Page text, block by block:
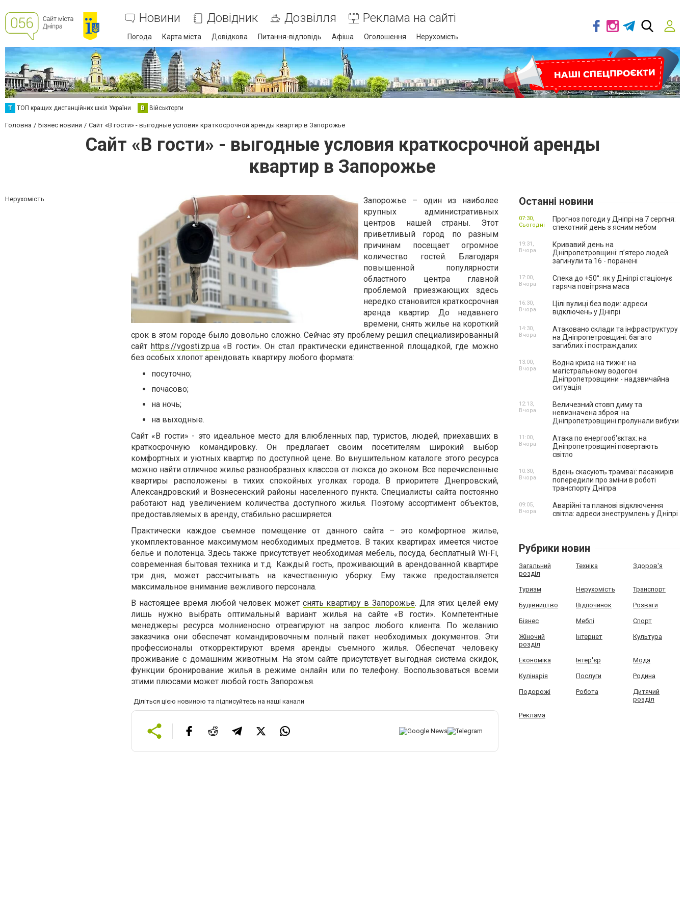
Новини Довідник Дозвілля Реклама на сайті
Погода Карта міста Довідкова Питання-відповідь Афіша Оголошення Нерухомість
Т ТОП кращих дистанційних шкіл України В Військторги
Головна Бізнес новини Сайт «В гости» - выгодные условия краткосрочной аренды квартир в Запорожье
Сайт «В гости» - выгодные условия краткосрочной аренды
квартир в Запорожье
Нерухомість
Запорожье – один из наиболее
крупных административных
центров нашей страны. Этот
приветливый город по разным
причинам посещает огромное
количество гостей. Благодаря
повышенной популярности
областного центра главной
проблемой приезжающих здесь
нередко становится краткосрочная
аренда квартир. До недавнего
времени, снять жилье на короткий
срок в этом городе было довольно сложно. Сейчас эту проблему решил специализированный
сайт https://vgosti.zp.ua«В гости». Он стал практически единственной площадкой, где можно
без особых хлопот арендовать квартиру любого формата:
посуточно;
почасово;
на ночь;
на выходные.
Сайт «В гости» - это идеальное место для влюбленных пар, туристов, людей, приехавших в
краткосрочную командировку. Он предлагает своим посетителям широкий выбор
комфортных и уютных квартир по доступной цене. Во внушительном каталоге этого ресурса
можно найти отличное жилье разнообразных классов от люкса до эконом. Все перечисленные
квартиры расположены в тихих спокойных уголках города. В приоритете Днепровский,
Александровский и Вознесенский районы населенного пункта. Специалисты сайта постоянно
работают над увеличением количества доступного жилья. Поэтому ассортимент объектов,
предоставляемых в аренду, стабильно расширяется.
Практически каждое съемное помещение от данного сайта – это комфортное жилье,
укомплектованное максимумом необходимых предметов. В таких квартирах имеется чистое
белье и полотенца. Здесь также присутствует необходимая мебель, посуда, бесплатный Wi-Fi,
современная бытовая техника и т.д. Каждый гость, проживающий в арендованной квартире
три дня, может рассчитывать на качественную уборку. Ему также предоставляется
максимальное внимание вежливого персонала.
В настоящее время любой человек может снять квартиру в Запорожье. Для этих целей ему
лишь нужно выбрать оптимальный вариант жилья на сайте «В гости». Компетентные
менеджеры ресурса молниеносно отреагируют на запрос любого клиента. По желанию
заказчика они обеспечат командировочным полный пакет необходимых документов. Эти
профессионалы откорректируют время аренды съемного жилья. Обеспечат человеку
проживание с домашним животным. На этом сайте присутствует выгодная система скидок,
функции бронирование жилья в режиме онлайн или по телефону. Воспользоваться всеми
этими плюсами может любой гость Запорожья.
Діліться цією новиною та підписуйтесь на наші канали
Останні новини
Прогноз погоди у Дніпрі на 7 серпня:
спекотний день з ясним небом
07:30,
Сьогодні
Кривавий день на
Дніпропетровщині: п’ятеро людей
загинули та 16 - поранені
19:31,
Вчора
Спека до +50°: як у Дніпрі стаціонує
гаряча повітряна маса
17:00,
Вчора
Цілі вулиці без води: адреси
відключень у Дніпрі
16:30,
Вчора
Атаковано склади та інфраструктуру
на Дніпропетровщині: багато
загиблих і постраждалих
14:30,
Вчора
Водна криза на тижні: на
магістральному водогоні
Дніпропетровщини - надзвичайна
ситуація
13:00,
Вчора
Величезний стовп диму та
невизначена зброя: на
Дніпропетровщині пролунали вибухи
12:13,
Вчора
Атака по енергооб'єктах: на
Дніпропетровщині повертають
світло
11:00,
Вчора
Вдень скасують трамваї: пасажирів
попередили про зміни в роботі
транспорту Дніпра
10:30,
Вчора
Аварійні та планові відключення
світла: адреси знеструмлень у Дніпрі
09:05,
Вчора
Рубрики новин
Загальний
розділ
Техніка Здоров'я
Туризм Нерухомість Транспорт
Будівництво Відпочинок Розваги
Бізнес Меблі Спорт
Жіночий
розділ
Інтернет Культура
Економіка Інтер'єр Мода
Кулінарія Послуги Родина
Подорожі Робота
Дитячий
розділ
Реклама